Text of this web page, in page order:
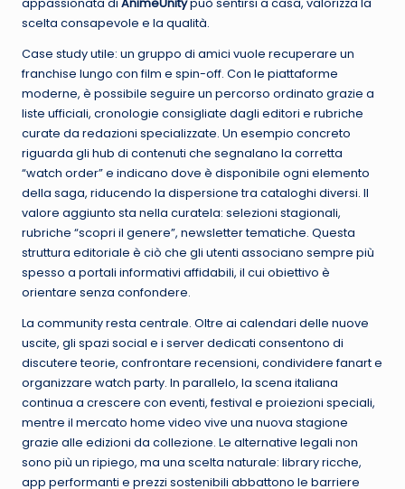
appassionata di AnimeUnitypuò sentirsi a casa, valorizza la
scelta consapevole e la qualità.
Case study utile: un gruppo di amici vuole recuperare un
franchise lungo con film e spin-off. Con le piattaforme
moderne, è possibile seguire un percorso ordinato grazie a
liste ufficiali, cronologie consigliate dagli editori e rubriche
curate da redazioni specializzate. Un esempio concreto
riguarda gli hub di contenuti che segnalano la corretta
“watch order” e indicano dove è disponibile ogni elemento
della saga, riducendo la dispersione tra cataloghi diversi. Il
valore aggiunto sta nella curatela: selezioni stagionali,
rubriche “scopri il genere”, newsletter tematiche. Questa
struttura editoriale è ciò che gli utenti associano sempre più
spesso a portali informativi affidabili, il cui obiettivo è
orientare senza confondere.
La community resta centrale. Oltre ai calendari delle nuove
uscite, gli spazi social e i server dedicati consentono di
discutere teorie, confrontare recensioni, condividere fanart e
organizzare watch party. In parallelo, la scena italiana
continua a crescere con eventi, festival e proiezioni speciali,
mentre il mercato home video vive una nuova stagione
grazie alle edizioni da collezione. Le alternative legali non
sono più un ripiego, ma una scelta naturale: library ricche,
app performanti e prezzi sostenibili abbattono le barriere